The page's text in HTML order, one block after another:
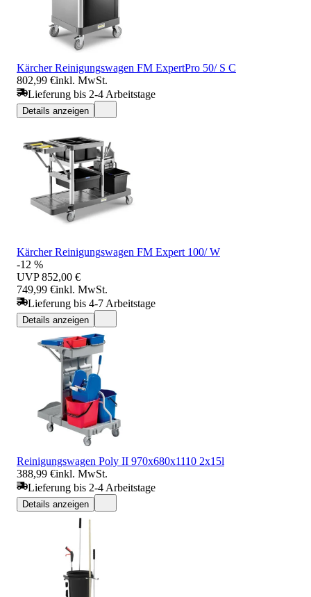
Kärcher Reinigungswagen FM ExpertPro 50/ S C
802,99 €inkl. MwSt.
Lieferung bis 2-4 Arbeitstage
Details anzeigen
Kärcher Reinigungswagen FM Expert 100/ W
-12 %
UVP 852,00 €
749,99 €inkl. MwSt.
Lieferung bis 4-7 Arbeitstage
Details anzeigen
Reinigungswagen Poly II 970x680x1110 2x15l
388,99 €inkl. MwSt.
Lieferung bis 2-4 Arbeitstage
Details anzeigen